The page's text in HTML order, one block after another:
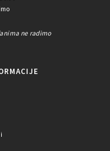
ne radimo